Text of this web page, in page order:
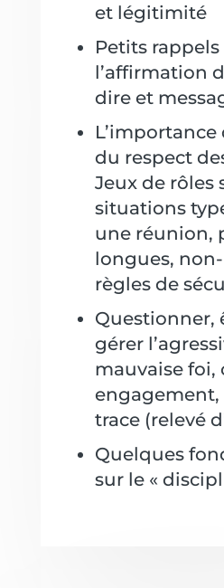
et légitimité
Petits rappels
l’affirmation
dire et
du respect
Jeux de rôles
situations
une réunion,
longues,
règles de
Questionner,
gérer
mauvaise foi,
trace (relevé
Quelques
sur le «